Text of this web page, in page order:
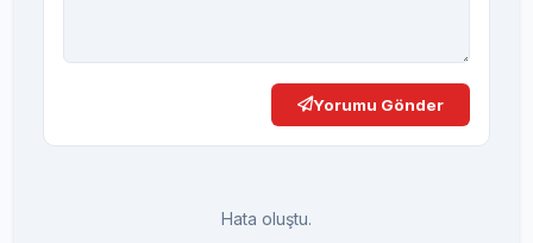
Yorumu Gönder
Hata oluştu.